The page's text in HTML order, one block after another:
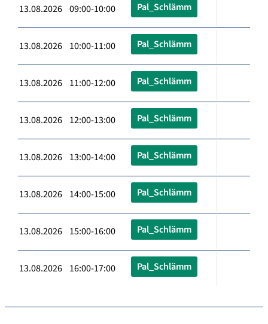
13.08.2026 09:00-10:00 Pal_Schlämm
13.08.2026 10:00-11:00 Pal_Schlämm
13.08.2026 11:00-12:00 Pal_Schlämm
13.08.2026 12:00-13:00 Pal_Schlämm
13.08.2026 13:00-14:00 Pal_Schlämm
13.08.2026 14:00-15:00 Pal_Schlämm
13.08.2026 15:00-16:00 Pal_Schlämm
13.08.2026 16:00-17:00 Pal_Schlämm